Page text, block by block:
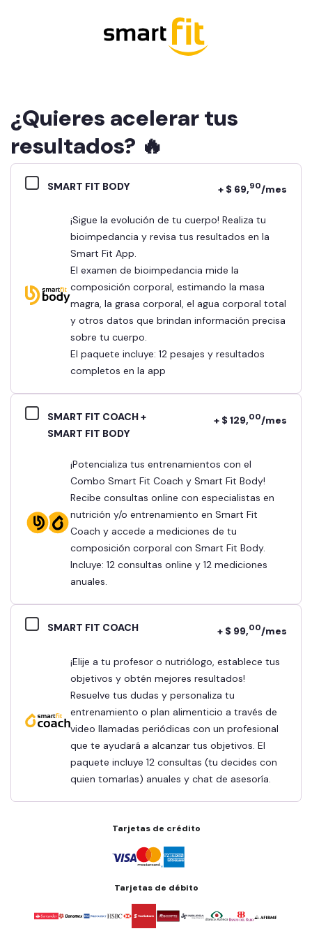
¿Quieres acelerar tus
resultados? 🔥
SMART FIT BODY + $ 69,90/mes
¡Sigue la evolución de tu cuerpo! Realiza tu
bioimpedancia y revisa tus resultados en la
Smart Fit App.
El examen de bioimpedancia mide la
composición corporal, estimando la masa
magra, la grasa corporal, el agua corporal total
y otros datos que brindan información precisa
sobre tu cuerpo.
El paquete incluye: 12 pesajes y resultados
completos en la app
SMART FIT COACH +
SMART FIT BODY
+ $ 129,00/mes
¡Potencializa tus entrenamientos con el
Combo Smart Fit Coach y Smart Fit Body!
Recibe consultas online con especialistas en
nutrición y/o entrenamiento en Smart Fit
Coach y accede a mediciones de tu
composición corporal con Smart Fit Body.
Incluye: 12 consultas online y 12 mediciones
anuales.
SMART FIT COACH + $ 99,00/mes
¡Elije a tu profesor o nutriólogo, establece tus
objetivos y obtén mejores resultados!
Resuelve tus dudas y personaliza tu
entrenamiento o plan alimenticio a través de
video llamadas periódicas con un profesional
que te ayudará a alcanzar tus objetivos. El
paquete incluye 12 consultas (tu decides con
quien tomarlas) anuales y chat de asesoría.
Tarjetas de crédito
Tarjetas de débito